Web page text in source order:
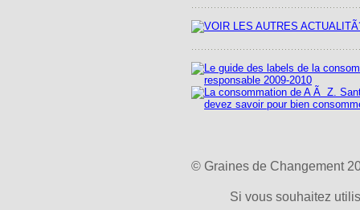
© Graines de Changement
Si vous souhaitez